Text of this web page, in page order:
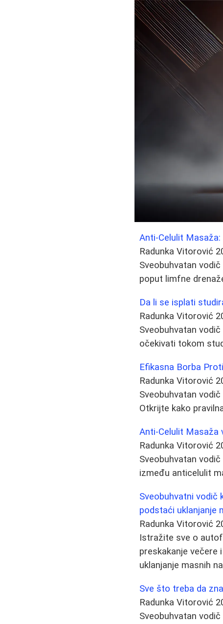
Anti-Celulit
Radunka Vitorović
Sveobuhvatan
poput limfne
Da li se isplati
Radunka Vitorović
Sveobuhvatan
očekivati tokom
Efikasna Borba
Radunka Vitorović
Sveobuhvatan
Otkrijte kako
Anti-Celulit Masaža
Radunka Vitorović
Sveobuhvatan
između anticelulit
Sveobuhvatni vodič
podstaći uklanjanje
Radunka Vitorović
Istražite sve o
preskakanje večere
uklanjanje masnih
Sve što treba da
Radunka Vitorović
Sveobuhvatan